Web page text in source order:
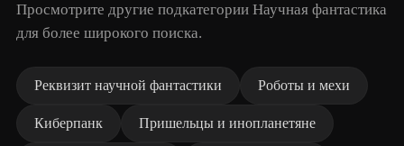
Просмотрите другие подкатегории Научная фантастика
для более широкого поиска.
Реквизит научной фантастики Роботы и мехи
Киберпанк Пришельцы и инопланетяне